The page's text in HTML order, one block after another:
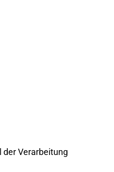
Verarbeitung